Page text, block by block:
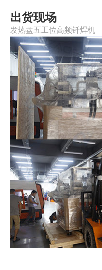
出货现场
发热盘五工位高频钎焊机